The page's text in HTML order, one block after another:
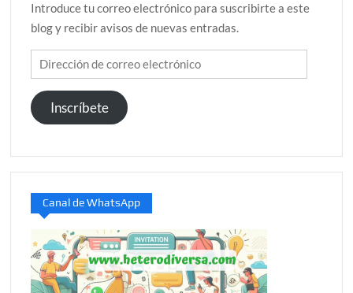
Introduce tu correo electrónico para suscribirte a este
blog y recibir avisos de nuevas entradas.
Dirección
de
correo
electrónico
Inscríbete
Canal de WhatsApp